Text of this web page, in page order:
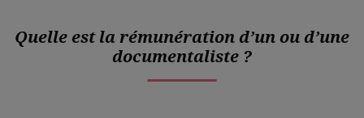
Quelle est la rémunération d’un ou d’une
documentaliste ?